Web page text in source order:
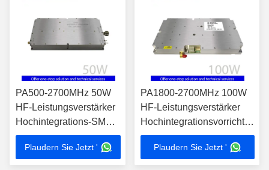
PA500-2700MHz 50W
HF-Leistungsverstärker
Hochintegrations-SMA-
F-Schnittstelle für
flexible Signalinput
Plaudern Sie Jetzt '
PA1800-2700MHz 100W
HF-Leistungsverstärker
Hochintegrationsvorrichtung
für EMV-Prüfung
Signalverstärkung HF-
Eingangsschnittstelle
Plaudern Sie Jetzt '